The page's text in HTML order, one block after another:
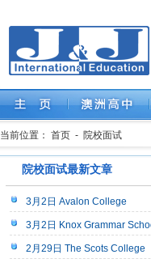
当前位置： 首页 - 院校面试
院校面试最新文章
3月2日 Avalon College
3月2日 Knox Grammar
2月29日 The Scots College